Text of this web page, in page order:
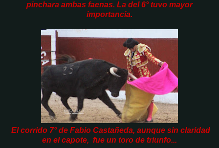
pinchara ambas faenas. La del 6° tuvo mayor
importancia.
El corrido 7° de Fabio Castañeda, aunque sin claridad
en el capote, fue un toro de triunfo...